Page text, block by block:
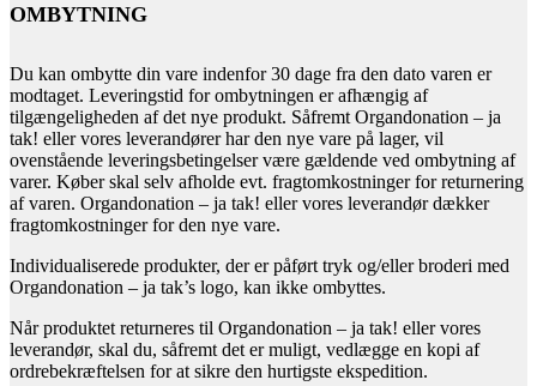
OMBYTNING
Du kan ombytte din vare indenfor 30 dage fra den dato varen er
modtaget. Leveringstid for ombytningen er afhængig af
tilgængeligheden af det nye produkt. Såfremt Organdonation – ja
tak! eller vores leverandører har den nye vare på lager, vil
ovenstående leveringsbetingelser være gældende ved ombytning af
varer. Køber skal selv afholde evt. fragtomkostninger for returnering
af varen. Organdonation – ja tak! eller vores leverandør dækker
fragtomkostninger for den nye vare.
Individualiserede produkter, der er påført tryk og/eller broderi med
Organdonation – ja tak’s logo, kan ikke ombyttes.
Når produktet returneres til Organdonation – ja tak! eller vores
leverandør, skal du, såfremt det er muligt, vedlægge en kopi af
ordrebekræftelsen for at sikre den hurtigste ekspedition.